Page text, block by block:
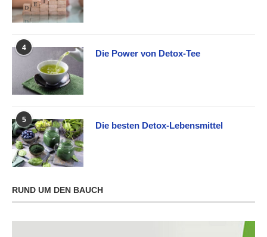
4
Die Power von Detox-Tee
5
Die besten Detox-Lebensmittel
RUND UM DEN BAUCH